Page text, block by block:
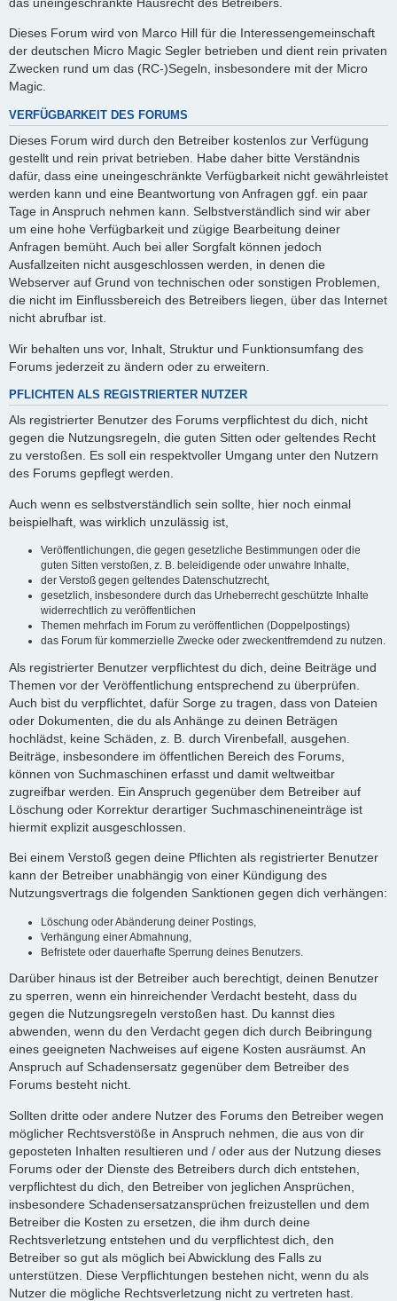
Dieses Forum wird von Marco Hill für die Interessengemeinschaft
der deutschen Micro Magic Segler betrieben und dient rein privaten
Zwecken rund um das (RC-)Segeln, insbesondere mit der Micro
Magic.
VERFÜGBARKEIT DES FORUMS
Dieses Forum wird durch den Betreiber kostenlos zur Verfügung
gestellt und rein privat betrieben. Habe daher bitte Verständnis
dafür, dass eine uneingeschränkte Verfügbarkeit nicht gewährleistet
werden kann und eine Beantwortung von Anfragen ggf. ein paar
Tage in Anspruch nehmen kann. Selbstverständlich sind wir aber
um eine hohe Verfügbarkeit und zügige Bearbeitung deiner
Anfragen bemüht. Auch bei aller Sorgfalt können jedoch
Ausfallzeiten nicht ausgeschlossen werden, in denen die
Webserver auf Grund von technischen oder sonstigen Problemen,
die nicht im Einflussbereich des Betreibers liegen, über das Internet
nicht abrufbar ist.
Wir behalten uns vor, Inhalt, Struktur und Funktionsumfang des
Forums jederzeit zu ändern oder zu erweitern.
PFLICHTEN ALS REGISTRIERTER NUTZER
Als registrierter Benutzer des Forums verpflichtest du dich, nicht
gegen die Nutzungsregeln, die guten Sitten oder geltendes Recht
zu verstoßen. Es soll ein respektvoller Umgang unter den Nutzern
des Forums gepflegt werden.
Auch wenn es selbstverständlich sein sollte, hier noch einmal
beispielhaft, was wirklich unzulässig ist,
Veröffentlichungen, die gegen gesetzliche Bestimmungen oder die
guten Sitten verstoßen, z. B. beleidigende oder unwahre Inhalte,
der Verstoß gegen geltendes Datenschutzrecht,
gesetzlich, insbesondere durch das Urheberrecht geschützte Inhalte
widerrechtlich zu veröffentlichen
Themen mehrfach im Forum zu veröffentlichen (Doppelpostings)
das Forum für kommerzielle Zwecke oder zweckentfremdend zu nutzen.
Als registrierter Benutzer verpflichtest du dich, deine Beiträge und
Themen vor der Veröffentlichung entsprechend zu überprüfen.
Auch bist du verpflichtet, dafür Sorge zu tragen, dass von Dateien
oder Dokumenten, die du als Anhänge zu deinen Beträgen
hochlädst, keine Schäden, z. B. durch Virenbefall, ausgehen.
Beiträge, insbesondere im öffentlichen Bereich des Forums,
können von Suchmaschinen erfasst und damit weltweitbar
zugreifbar werden. Ein Anspruch gegenüber dem Betreiber auf
Löschung oder Korrektur derartiger Suchmaschineneinträge ist
hiermit explizit ausgeschlossen.
Bei einem Verstoß gegen deine Pflichten als registrierter Benutzer
kann der Betreiber unabhängig von einer Kündigung des
Nutzungsvertrags die folgenden Sanktionen gegen dich verhängen:
Löschung oder Abänderung deiner Postings,
Verhängung einer Abmahnung,
Befristete oder dauerhafte Sperrung deines Benutzers.
Darüber hinaus ist der Betreiber auch berechtigt, deinen Benutzer
zu sperren, wenn ein hinreichender Verdacht besteht, dass du
gegen die Nutzungsregeln verstoßen hast. Du kannst dies
abwenden, wenn du den Verdacht gegen dich durch Beibringung
eines geeigneten Nachweises auf eigene Kosten ausräumst. An
Anspruch auf Schadensersatz gegenüber dem Betreiber des
Forums besteht nicht.
Sollten dritte oder andere Nutzer des Forums den Betreiber wegen
möglicher Rechtsverstöße in Anspruch nehmen, die aus von dir
geposteten Inhalten resultieren und / oder aus der Nutzung dieses
Forums oder der Dienste des Betreibers durch dich entstehen,
verpflichtest du dich, den Betreiber von jeglichen Ansprüchen,
insbesondere Schadensersatzansprüchen freizustellen und dem
Betreiber die Kosten zu ersetzen, die ihm durch deine
Rechtsverletzung entstehen und du verpflichtest dich, den
Betreiber so gut als möglich bei Abwicklung des Falls zu
unterstützen. Diese Verpflichtungen bestehen nicht, wenn du als
Nutzer die mögliche Rechtsverletzung nicht zu vertreten hast.